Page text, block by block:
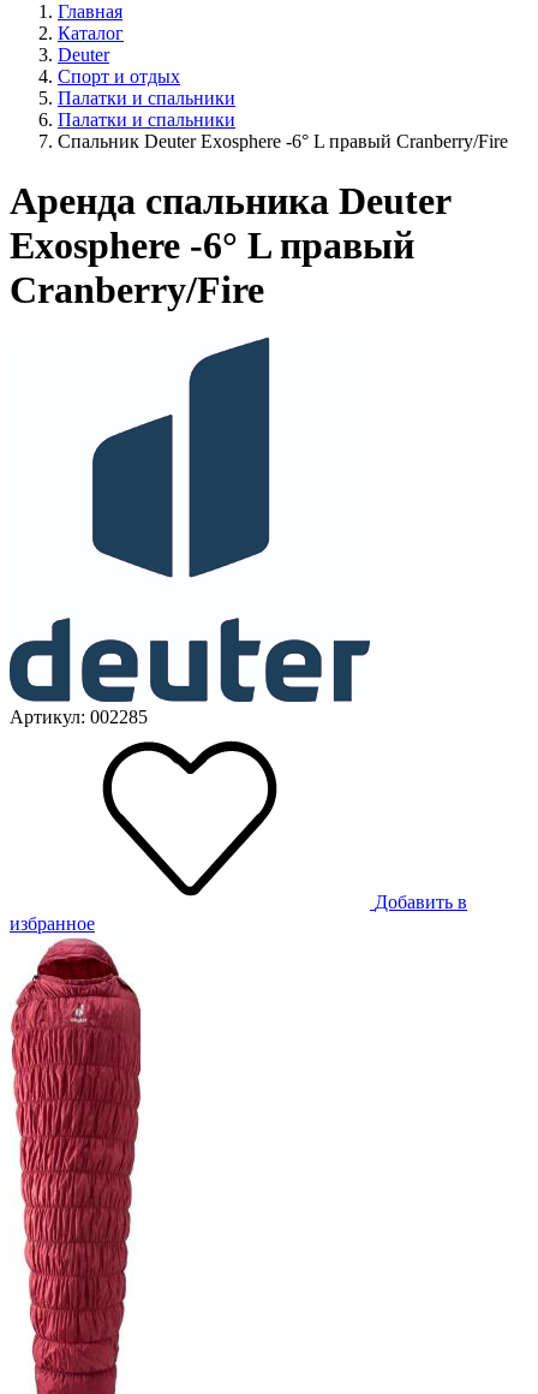
Главная
Каталог
Deuter
Спорт и отдых
Палатки и спальники
Палатки и спальники
Спальник Deuter Exosphere -6° L правый Cranberry/Fire
Аренда спальника Deuter
Exosphere -6° L правый
Cranberry/Fire
Артикул: 002285
Добавить в
избранное